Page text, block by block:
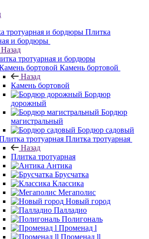
Плитка
и бордюры
Назад
тротуарная и бордюры
Камень бортовой
Назад
Камень бортовой
Бордюр
дорожный
Бордюр
магистральный
Бордюр садовый
Плитка тротуарная
Назад
Плитка тротуарная
Антика
Брусчатка
Классика
Мегаполис
Новый город
Палладио
Полигональ
Променад l
Променад ll